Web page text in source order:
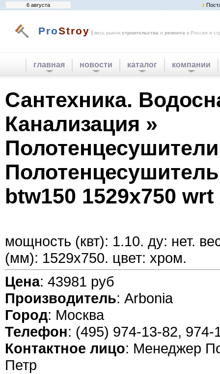
6 августа
ProStroy | весь рынок строительства и ремонта в России и
главная новости каталог компании
Сантехника.
Канализация »
btw150 1529x750
мощность (квт): 1.10. ду: нет.
(мм): 1529x750. цвет: хром.
Цена: 43981 руб
Производитель: Arbonia
Город: Москва
Телефон: (495) 974-13-82, 974-
Контактное лицо: Менеджер
Петр